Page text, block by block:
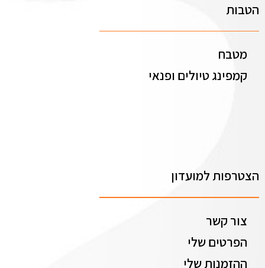
הטבות
מטבח
קמפינג טיולים ופנאי
הצטרפות למועדון
צור קשר
הפרטים שלי
ההזמנות שלי